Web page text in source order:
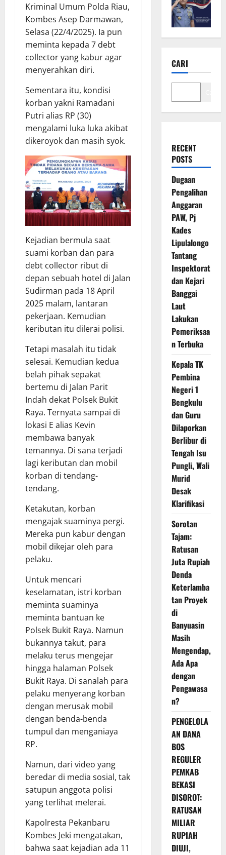
Kriminal Umum Polda Riau,
Kombes Asep Darmawan,
Selasa (22/4/2025). Ia pun
meminta kepada 7 debt
collector yang kabur agar
menyerahkan diri.
Sementara itu, kondisi
korban yakni Ramadani
Putri alias RP (30)
mengalami luka luka akibat
dikeroyok dan masih syok.
Kejadian bermula saat
suami korban dan para
debt collector ribut di
depan sebuah hotel di Jalan
Sudirman pada 18 April
2025 malam, lantaran
pekerjaan. Kemudian
keributan itu dilerai polisi.
Tetapi masalah itu tidak
selesai. Kemudian kedua
belah pihak sepakat
bertemu di Jalan Parit
Indah dekat Polsek Bukit
Raya. Ternyata sampai di
lokasi E alias Kevin
membawa banyak
temannya. Di sana terjadi
lagi keributan dan mobil
korban di tendang-
tendang.
Ketakutan, korban
mengajak suaminya pergi.
Mereka pun kabur dengan
mobil dikejar oleh para
pelaku.
Untuk mencari
keselamatan, istri korban
meminta suaminya
meminta bantuan ke
Polsek Bukit Raya. Namun
bukannya takut, para
melaku terus mengejar
hingga halaman Polsek
Bukit Raya. Di sanalah para
pelaku menyerang korban
dengan merusak mobil
dengan benda-benda
tumpul dan menganiaya
RP.
Namun, dari video yang
beredar di media sosial, tak
satupun anggota polisi
yang terlihat melerai.
Kapolresta Pekanbaru
Kombes Jeki mengatakan,
bahwa saat kejadian ada 11
CARI
RECENT
POSTS
Dugaan
Pengalihan
Anggaran
PAW, Pj
Kades
Lipulalongo
Tantang
Inspektorat
dan Kejari
Banggai
Laut
Lakukan
Pemeriksaa
n Terbuka
Kepala TK
Pembina
Negeri 1
Bengkulu
dan Guru
Dilaporkan
Berlibur di
Tengah Isu
Pungli, Wali
Murid
Desak
Klarifikasi
Sorotan
Tajam:
Ratusan
Juta Rupiah
Denda
Keterlamba
tan Proyek
di
Banyuasin
Masih
Mengendap,
Ada Apa
dengan
Pengawasa
n?
PENGELOLA
AN DANA
BOS
REGULER
PEMKAB
BEKASI
DISOROT:
RATUSAN
MILIAR
RUPIAH
DIUJI,